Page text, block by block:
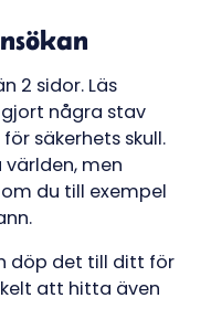
2 sidor. Läs
några stav
säkerhets skull.
men
du till exempel
döp det till ditt för
att hitta även